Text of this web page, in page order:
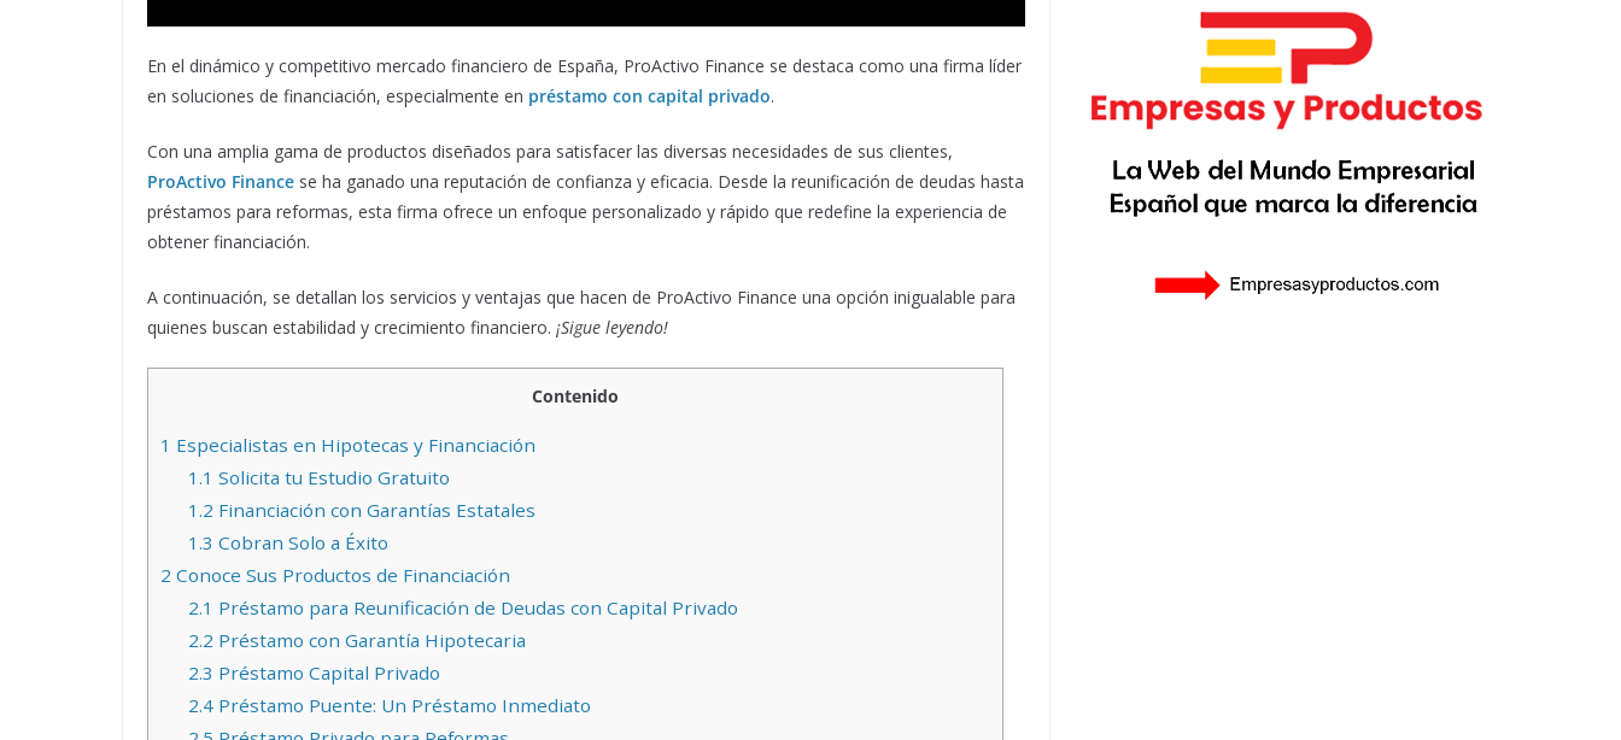
En el dinámico y competitivo mercado financiero de España, ProActivo Finance se destaca como una firma líder
en soluciones de financiación, especialmente en préstamo con capital privado.
Con una amplia gama de productos diseñados para satisfacer las diversas necesidades de sus clientes,
ProActivo Finance se ha ganado una reputación de confianza y eficacia. Desde la reunificación de deudas hasta
préstamos para reformas, esta firma ofrece un enfoque personalizado y rápido que redefine la experiencia de
obtener financiación.
A continuación, se detallan los servicios y ventajas que hacen de ProActivo Finance una opción inigualable para
quienes buscan estabilidad y crecimiento financiero. ¡Sigue leyendo!
Contenido
1 Especialistas en Hipotecas y Financiación
1.1 Solicita tu Estudio Gratuito
1.2 Financiación con Garantías Estatales
1.3 Cobran Solo a Éxito
2 Conoce Sus Productos de Financiación
2.1 Préstamo para Reunificación de Deudas con Capital Privado
2.2 Préstamo con Garantía Hipotecaria
2.3 Préstamo Capital Privado
2.4Préstamo Puente: Un Préstamo Inmediato